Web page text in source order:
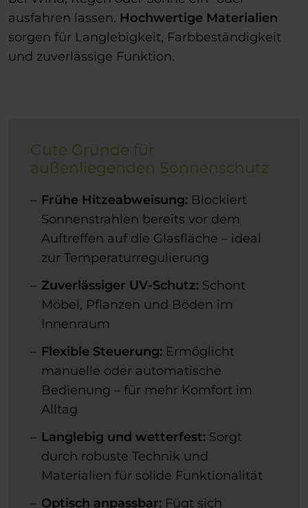
ausfahren lassen. Hochwertige Materialien
sorgen für Langlebigkeit, Farbbeständigkeit
und zuverlässige Funktion.
Gute Gründe für
außenliegenden Sonnenschutz
Frühe Hitzeabweisung: Blockiert
Sonnenstrahlen bereits vor dem
Auftreffen auf die Glasfläche – ideal
zur Temperaturregulierung
Zuverlässiger UV-Schutz: Schont
Möbel, Pflanzen und Böden im
Innenraum
Flexible Steuerung: Ermöglicht
manuelle oder automatische
Bedienung – für mehr Komfort im
Alltag
Langlebig und wetterfest: Sorgt
durch robuste Technik und
Materialien für solide Funktionalität
Optisch anpassbar: Fügt sich